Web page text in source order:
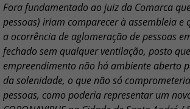
Fora fundamentado ao juiz da Comarca
pessoas) iriam comparecer à assembleia e
a ocorrência de aglomeração de pessoas
fechado sem qualquer ventilação, posto
empreendimento não há ambiente aberto
da solenidade, o que não só
pessoas, como poderia representar um